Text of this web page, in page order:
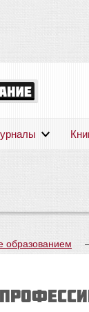
образованием